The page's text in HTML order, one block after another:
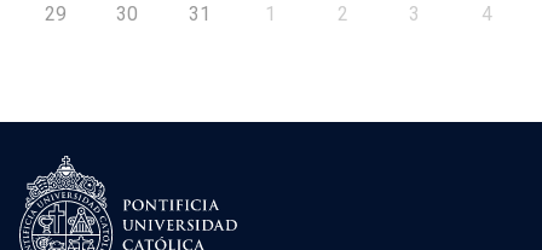
29 30 31 1 2 3 4